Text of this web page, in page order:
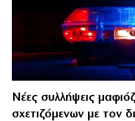
Νέες συλλήψεις
σχετιζόμενων με τον